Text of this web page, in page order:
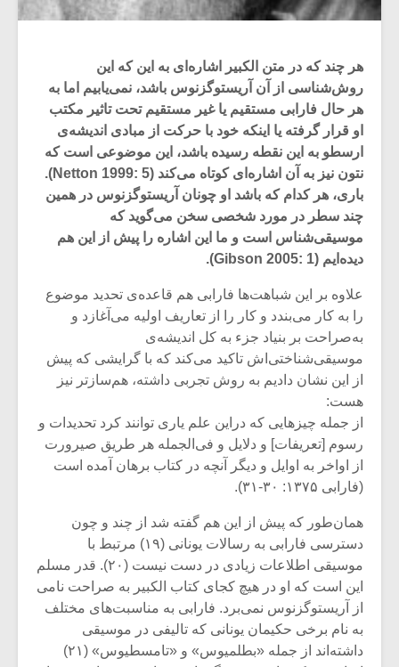
هر چند که در متن الکبیر اشاره‌ای به این که این
روش‌شناسی از آن آریستوگزنوس باشد، نمی‌یابیم اما به
هر حال فارابی مستقیم یا غیر مستقیم تحت تاثیر مکتب
او قرار گرفته یا اینکه خود با حرکت از مبادی اندیشه‌ی
ارسطو به این نقطه رسیده باشد، این موضوعی است که
نتون نیز به آن اشاره‌ای کوتاه می‌کند (Netton 1999: 5).
باری، هر کدام که باشد او چونان آریستوگزنوس در همین
چند سطر در مورد شخصی سخن می‌گوید که
موسیقی‌‌شناس است و ما این اشاره را پیش از این هم
دیده‌ایم (Gibson 2005: 1).
علاوه بر این شباهت‌ها فارابی هم قاعده‌ی تحدید موضوع
را به کار می‌بندد و کار را از تعاریف اولیه می‌آغازد و
به‌صراحت بر بنیاد جزء به کل اندیشه‌ی
موسیقی‌شناختی‌اش تاکید می‌کند که با گرایشی که پیش
از این نشان دادیم به روش تجربی داشته، هم‌سازتر نیز
هست:
از جمله چیزهایی که دراین علم یاری توانند کرد تحدیدات و
رسوم [تعریفات] و دلایل و فی‌الجمله هر طریق صیرورت
از اواخر به اوایل و دیگر آنچه در کتاب برهان آمده است
(فارابی ۱۳۷۵: ۳۰-۳۱).
همان‌طور که پیش از این هم گفته شد از چند و چون
دسترسی فارابی به رسالات یونانی (۱۹) مرتبط با
موسیقی اطلاعات زیادی در دست نیست (۲۰). قدر مسلم
این است که او در هیچ کجای کتاب الکبیر به صراحت نامی
از آریستوگزنوس نمی‌برد. فارابی به مناسبت‌های مختلف
به نام برخی حکیمان یونانی که تالیفی در موسیقی
داشته‌اند از جمله «بطلمیوس» و «تامسطیوس» (۲۱)
میکلوش روژا
یادداشتی بر موسیقی
متن فیلم «متری
شیش و نیم»
اگر نمی توانی
مشهورترین باشی،
بدنام ترین باش
موریس ژار
موسیقی
برگزار